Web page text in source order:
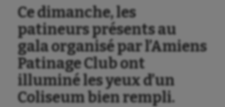
Ce dimanche, les
patineurs présents au
gala organisé par l’Amiens
Patinage Club ont
illuminé les yeux d’un
Coliseum bien rempli.